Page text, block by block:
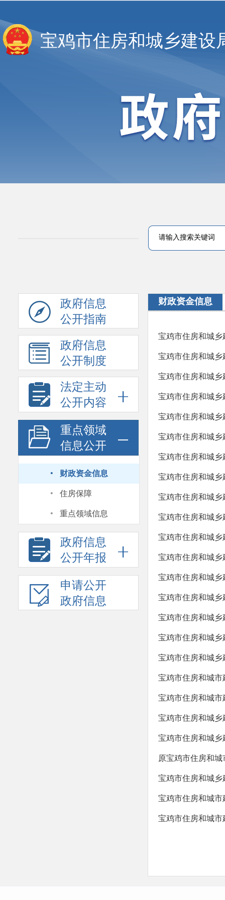
宝鸡市住房和城乡建设
政府信息
公开指南
政府信息
公开制度
法定主动
公开内容
重点领域
信息公开
· 财政资金信息
· 住房保障
· 重点领域信息
政府信息
公开年报
申请公开
政府信息
财政资金信息
宝鸡市住房和城乡
宝鸡市住房和城乡
宝鸡市住房和城乡
宝鸡市住房和城乡
宝鸡市住房和城乡
宝鸡市住房和城乡
宝鸡市住房和城乡
宝鸡市住房和城乡
宝鸡市住房和城乡
宝鸡市住房和城乡
宝鸡市住房和城乡
宝鸡市住房和城乡
宝鸡市住房和城乡
宝鸡市住房和城乡
宝鸡市住房和城乡
宝鸡市住房和城乡
宝鸡市住房和城乡
宝鸡市住房和城市
宝鸡市住房和城市
宝鸡市住房和城乡
宝鸡市住房和城乡
原宝鸡市住房和
宝鸡市住房和城
宝鸡市住房和城市
宝鸡市住房和城市